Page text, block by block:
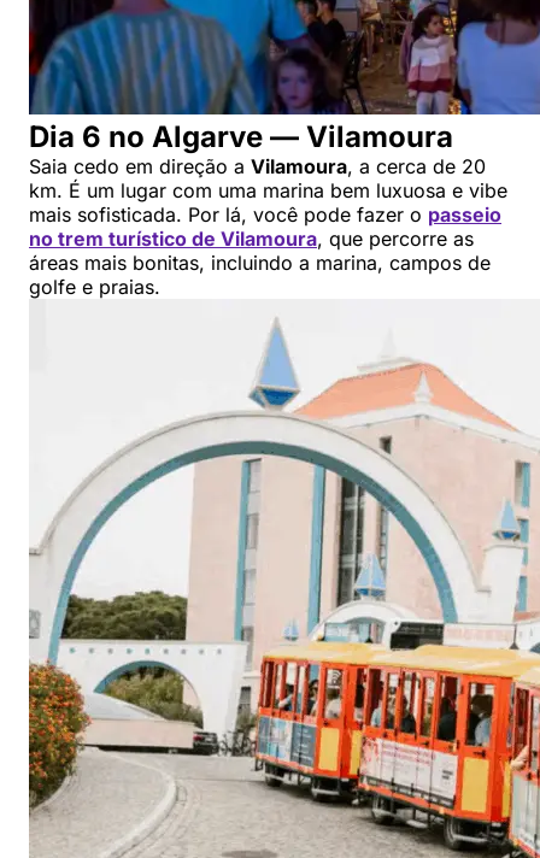
Dia 6 no Algarve — Vilamoura
Saia cedo em direção a Vilamoura, a cerca de 20
km. É um lugar com uma marina bem luxuosa e vibe
mais sofisticada. Por lá, você pode fazer o passeio
no trem turístico de Vilamoura, que percorre as
áreas mais bonitas, incluindo a marina, campos de
golfe e praias.